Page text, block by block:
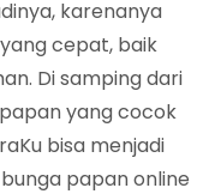
karenanya
cepat, baik
Di samping dari
yang cocok
bisa menjadi
papan online